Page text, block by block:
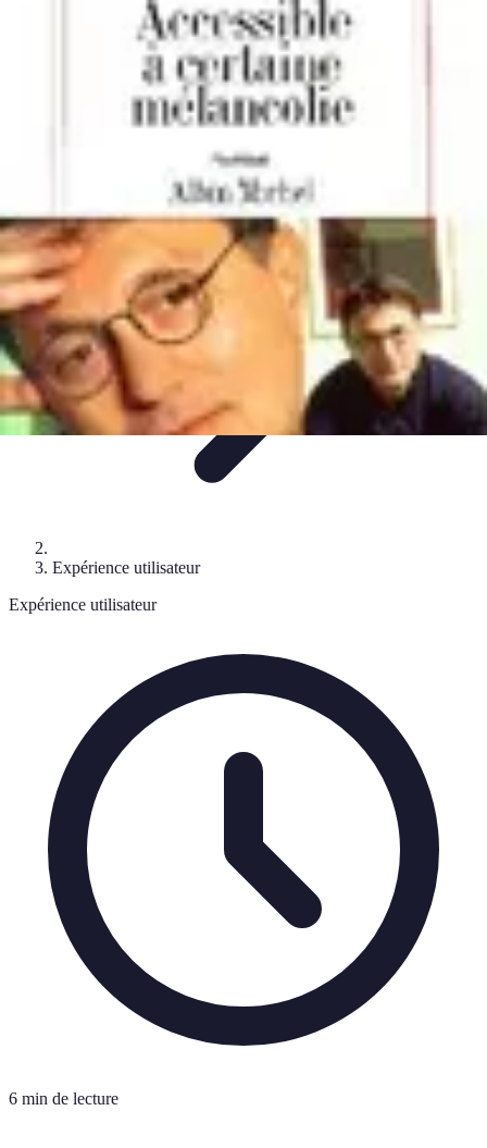
Shopping Accessible
Compréhension de l'accessibilité AccessibilitéGuides pratiques
Mode Accessible
Shopping Accessible
Expérience utilisateur
Expérience utilisateur
6 min de lecture